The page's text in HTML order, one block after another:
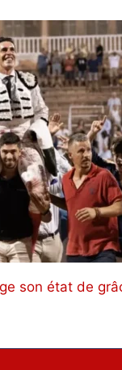
son état de